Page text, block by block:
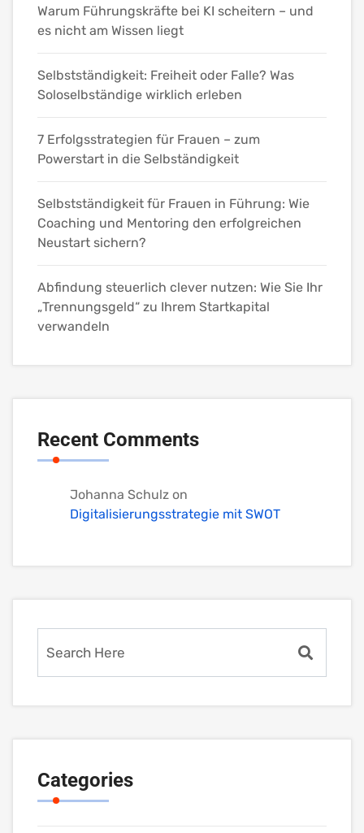
Warum Führungskräfte bei KI scheitern – und
es nicht am Wissen liegt
Selbstständigkeit: Freiheit oder Falle? Was
Soloselbständige wirklich erleben
7 Erfolgsstrategien für Frauen – zum
Powerstart in die Selbständigkeit
Selbstständigkeit für Frauen in Führung: Wie
Coaching und Mentoring den erfolgreichen
Neustart sichern?
Abfindung steuerlich clever nutzen: Wie Sie Ihr
„Trennungsgeld“ zu Ihrem Startkapital
verwandeln
Recent Comments
Johanna Schulz on
Digitalisierungsstrategie mit SWOT
Categories